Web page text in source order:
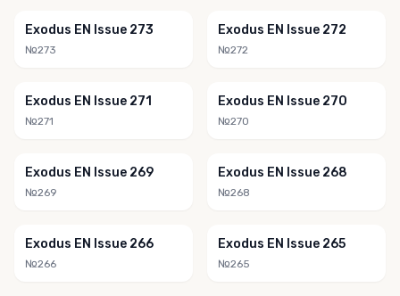
Exodus EN Issue 273
№273
Exodus EN Issue 272
№272
Exodus EN Issue 271
№271
Exodus EN Issue 270
№270
Exodus EN Issue 269
№269
Exodus EN Issue 268
№268
Exodus EN Issue 266
№266
Exodus EN Issue 265
№265